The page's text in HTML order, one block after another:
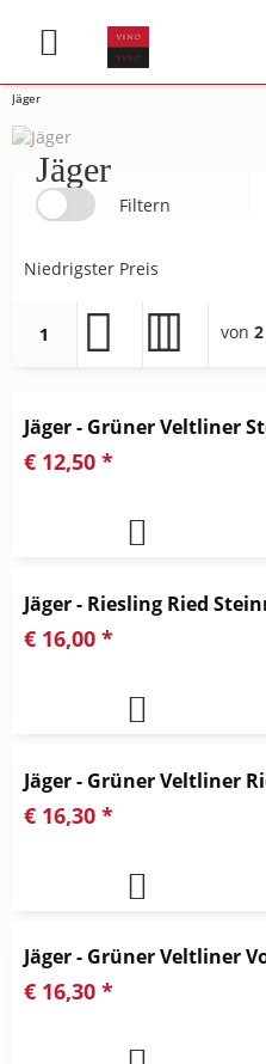
Jäger
Jäger
Filtern
1 von 2
Jäger - Grüner Veltliner
€ 12,50 *
Jäger - Riesling Ried
€ 16,00 *
Jäger - Grüner Veltliner
€ 16,30 *
€ 16,30 *